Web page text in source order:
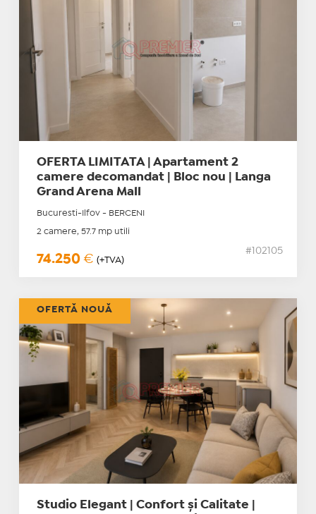
OFERTA LIMITATA | Apartament 2
camere decomandat | Bloc nou | Langa
Grand Arena Mall
Bucuresti-Ilfov - BERCENI
2 camere, 57.7 mp utili
74.250 € (+TVA)
#102105
Studio Elegant | Confort și Calitate |
OFERTĂ NOUĂ